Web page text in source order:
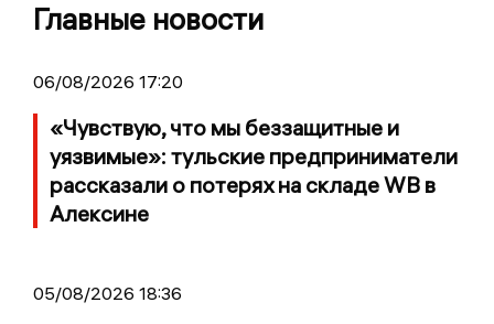
Главные новости
06/08/2026 17:20
«Чувствую, что мы беззащитные и
уязвимые»: тульские предприниматели
рассказали о потерях на складе WB в
Алексине
05/08/2026 18:36